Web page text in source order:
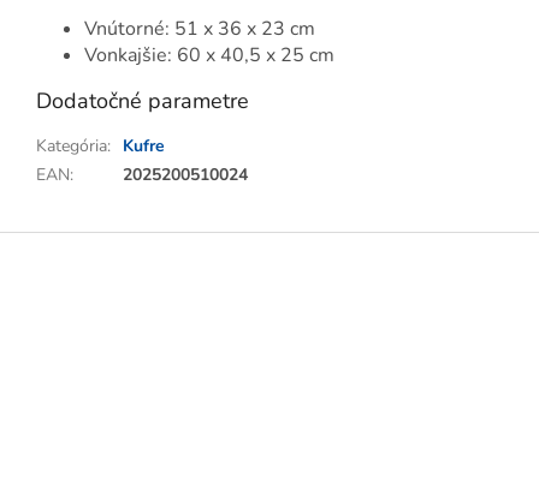
Vnútorné: 51 x 36 x 23 cm
Vonkajšie: 60 x 40,5 x 25 cm
Dodatočné parametre
Kategória: Kufre
EAN: 2025200510024
Z